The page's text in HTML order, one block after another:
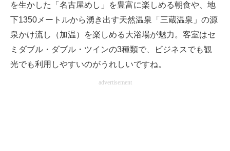
を生かした「名古屋めし」を豊富に楽しめる朝食や、地
下1350メートルから湧き出す天然温泉「三蔵温泉」の源
泉かけ流し（加温）を楽しめる大浴場が魅力。客室はセ
ミダブル・ダブル・ツインの3種類で、ビジネスでも観
光でも利用しやすいのがうれしいですね。
advertisement